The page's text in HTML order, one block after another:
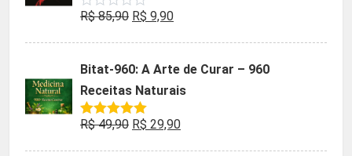
Avaliação
de
R$85,90 O
era:
R$ 85,90.
R$ 9,90O
é:
R$ 9,90.
Bitat-960: A Arte de Curar – 960
Receitas Naturais
Avaliação
R$49,90 O
R$ 29,90O